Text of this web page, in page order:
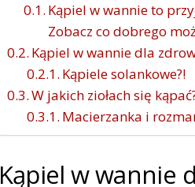
Kąpiel w wannie to
Zobacz co dobrego
Kąpiel w wannie dla
Kąpiele solankowe?!
W jakich ziołach się
Macierzanka i
Kąpiel w wannie